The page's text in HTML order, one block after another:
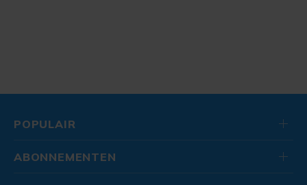
POPULAIR
ABONNEMENTEN